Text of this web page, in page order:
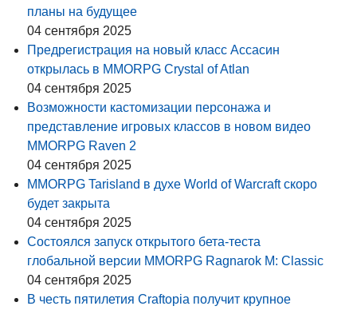
планы на будущее
04 сентября 2025
Предрегистрация на новый класс Ассасин
открылась в MMORPG Crystal of Atlan
04 сентября 2025
Возможности кастомизации персонажа и
представление игровых классов в новом видео
MMORPG Raven 2
04 сентября 2025
MMORPG Tarisland в духе World of Warcraft скоро
будет закрыта
04 сентября 2025
Состоялся запуск открытого бета-теста
глобальной версии MMORPG Ragnarok M: Classic
04 сентября 2025
В честь пятилетия Craftopia получит крупное